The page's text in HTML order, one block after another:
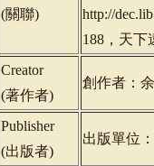
(關聯)
http://
188，天下
Creator
(著作者)
創作者：
Publisher
(出版者)
出版單位